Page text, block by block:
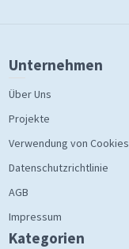
Unternehmen
Über Uns
Projekte
Verwendung von Cookies
Datenschutzrichtlinie
AGB
Impressum
Kategorien